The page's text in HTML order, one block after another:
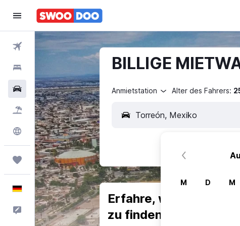
Mietwagen
Pauschalreisen
Explore
Trips
Deutsch
Feedback
BILLIGE
Anmietstation Alter des Fahrers:
Erfahre, warum
zu finden.
M D M